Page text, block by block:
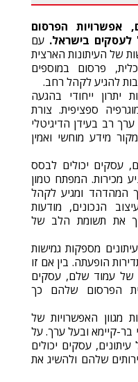
, אפשרויות הפרסום
לעסקים בישראל. עם
של העיתונות הארצית
פרסום במוספים
להגיע לקהל רחב.
יתרון ייחודי בהגעה
ספציפית. צורת
רב בעידן הדיגיטלי
מידע מוחשי ואמין
עסקים יכולים לבסס
מכירות. המפתח טמון
המהדהד ומגיע לקהל
הנכונים, מודעות
את תשומת הלב של
מספקות גמישות
הופעתה. בין אם זו
של עמוד שלם, עסקים
הפרסום שלהם כך
מגוון האפשרויות של
בר-קיימא ובעל ערך. על
עסקים יכולים
שלהם ולהשיג את